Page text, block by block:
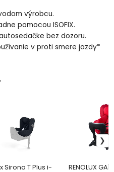
výrobcu.
pomocou ISOFIX.
bez dozoru.
v proti smere jazdy*
Sirona T Plus i-
RENOLUX